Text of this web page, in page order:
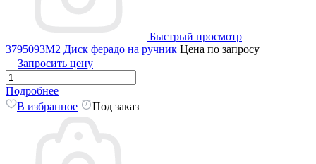
Быстрый просмотр
3795093M2 Диск ферадо на ручник Цена по запросу
Запросить цену
Подробнее
В избранное
Под заказ